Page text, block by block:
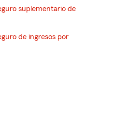
suplementario de
de ingresos por